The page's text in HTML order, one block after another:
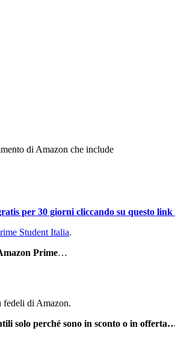
di Amazon che include
per 30 giorni cliccando su questo
Student Italia.
Prime…
fedeli di Amazon.
solo perché sono in sconto o in